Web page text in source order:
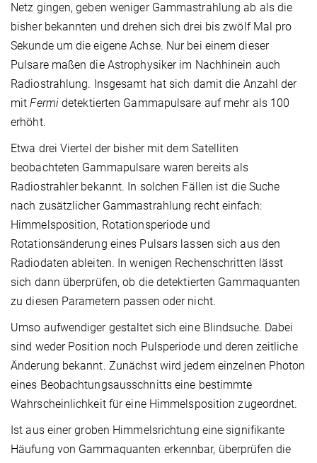
Netz gingen, geben weniger Gammastrahlung ab als die
bisher bekannten und drehen sich drei bis zwölf Mal pro
Sekunde um die eigene Achse. Nur bei einem dieser
Pulsare maßen die Astrophysiker im Nachhinein auch
Radiostrahlung. Insgesamt hat sich damit die Anzahl der
mitFermidetektierten Gammapulsare auf mehr als 100
erhöht.
Etwa drei Viertel der bisher mit dem Satelliten
beobachteten Gammapulsare waren bereits als
Radiostrahler bekannt. In solchen Fällen ist die Suche
nach zusätzlicher Gammastrahlung recht einfach:
Himmelsposition, Rotationsperiode und
Rotationsänderung eines Pulsars lassen sich aus den
Radiodaten ableiten. In wenigen Rechenschritten lässt
sich dann überprüfen, ob die detektierten Gammaquanten
zu diesen Parametern passen oder nicht.
Umso aufwendiger gestaltet sich eine Blindsuche. Dabei
sind weder Position noch Pulsperiode und deren zeitliche
Änderung bekannt. Zunächst wird jedem einzelnen Photon
eines Beobachtungsausschnitts eine bestimmte
Wahrscheinlichkeit für eine Himmelsposition zugeordnet.
Ist aus einer groben Himmelsrichtung eine signifikante
Häufung von Gammaquanten erkennbar, überprüfen die